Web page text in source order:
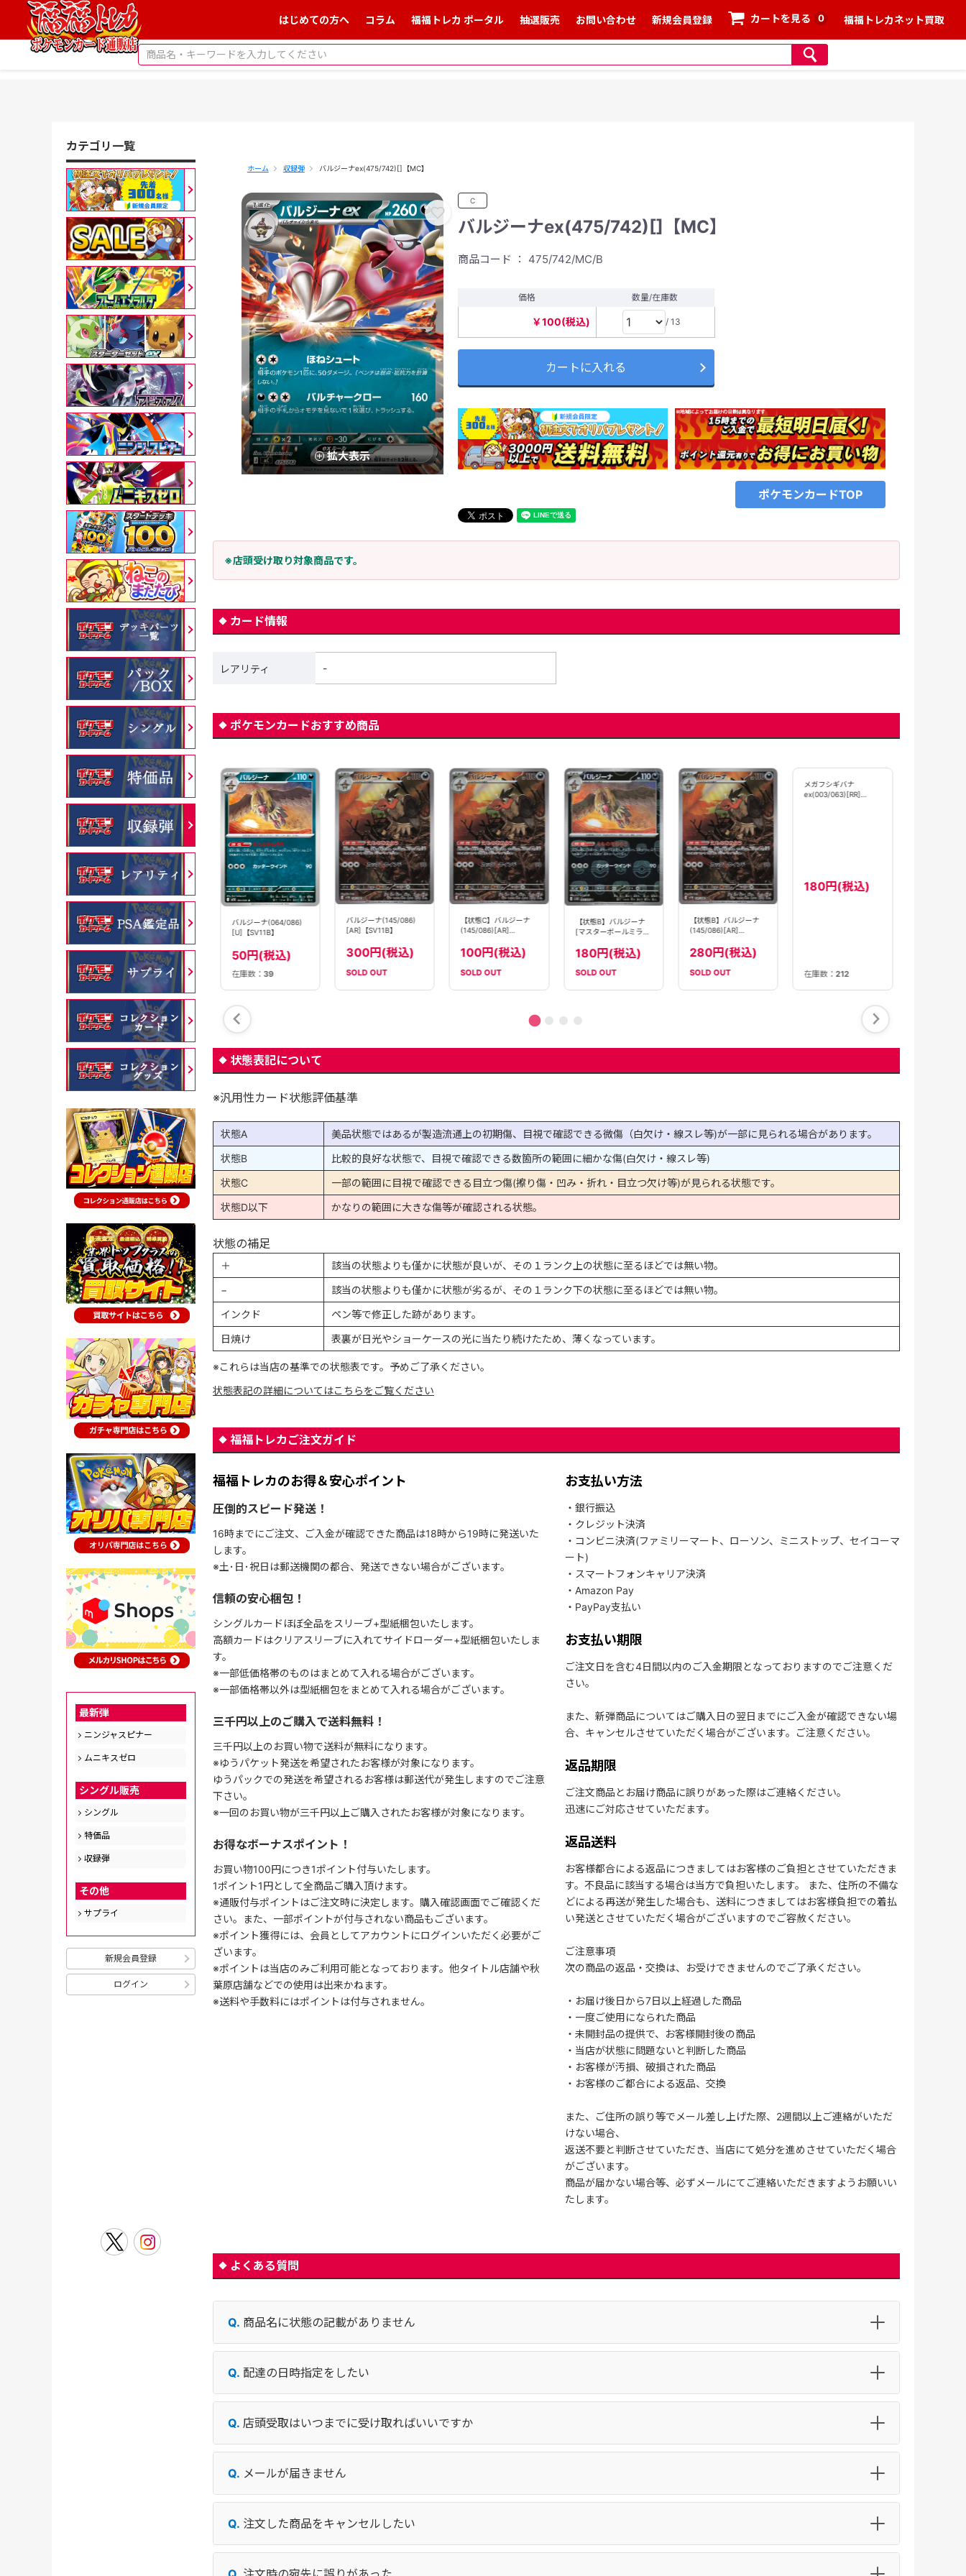
はじめての方へ コラム 福福トレカ ポータル 抽選販売 お問い合わせ 新規会員登録 カートを見る 0 福福トレカネット買取
ホーム 収録弾 バルジーナex(475/742)[]【MC】
拡大表示
C
バルジーナex(475/742)[]【MC】
商品コード ： 475/742/MC/B
価格 数量/在庫数
￥100(税込) / 13
カートに入れる
ポケモンカードTOP
※店頭受け取り対象商品です。
カード情報
レアリティ -
ポケモンカードおすすめ商品
バルジーナ(065/100)
[C]【S8】
30円(税込)
在庫数：4
バルジーナ(064/086)
[U]【SV11B】
50円(税込)
在庫数： 39
バルジーナ(145/086)
[AR]【SV11B】
300円(税込)
SOLD OUT
【状態C】バルジーナ
(145/086)[AR]
100円(税込)
SOLD OUT
【状態B】バルジーナ
[マスターボールミラ
【SV11B】
180円(税込)
SOLD OUT
【状態B】バルジーナ
(145/086)[AR]
280円(税込)
SOLD OUT 在庫数： 212
状態表記について
※汎用性カード状態評価基準
状態A
美品状態ではあるが製造流通上の初期傷、目視で確認できる微傷（白欠け・線スレ等)が一部に見られる場合があります。
状態B
比較的良好な状態で、目視で確認できる数箇所の範囲に細かな傷(白欠け・線スレ等)
状態C
一部の範囲に目視で確認できる目立つ傷(擦り傷・凹み・折れ・目立つ欠け等)が見られる状態です。
状態D以下
かなりの範囲に大きな傷等が確認される状態。
状態の補足
＋
該当の状態よりも僅かに状態が良いが、その１ランク上の状態に至るほどでは無い物。
−
該当の状態よりも僅かに状態が劣るが、その１ランク下の状態に至るほどでは無い物。
インクド
ペン等で修正した跡があります。
日焼け
表裏が日光やショーケースの光に当たり続けたため、薄くなっています。
※これらは当店の基準での状態表です。予めご了承ください。
状態表記の詳細についてはこちらをご覧ください
福福トレカご注文ガイド
福福トレカのお得＆安心ポイント
圧倒的スピード発送！
16時までにご注文、ご入金が確認できた商品は18時から19時に発送いた
します。
※土･日･祝日は郵送機関の都合、発送できない場合がございます。
信頼の安心梱包！
シングルカードほぼ全品をスリーブ+型紙梱包いたします。
高額カードはクリアスリーブに入れてサイドローダー+型紙梱包いたしま
す。
※一部低価格帯のものはまとめて入れる場合がございます。
※一部価格帯以外は型紙梱包をまとめて入れる場合がございます。
三千円以上のご購入で送料無料！
三千円以上のお買い物で送料が無料になります。
※ゆうパケット発送を希望されたお客様が対象になります。
ゆうパックでの発送を希望されるお客様は郵送代が発生しますのでご注意
下さい。
※一回のお買い物が三千円以上ご購入されたお客様が対象になります。
お得なボーナスポイント！
お買い物100円につき1ポイント付与いたします。
1ポイント1円として全商品ご購入頂けます。
※通販付与ポイントはご注文時に決定します。購入確認画面でご確認くだ
さい。また、一部ポイントが付与されない商品もございます。
※ポイント獲得には、会員としてアカウントにログインいただく必要がご
ざいます。
※ポイントは当店のみご利用可能となっております。他タイトル店舗や秋
葉原店舗などでの使用は出来かねます。
※送料や手数料にはポイントは付与されません。
お支払い方法
・銀行振込
・クレジット決済
・コンビニ決済(ファミリーマート、ローソン、ミニストップ、セイコーマ
ート)
・スマートフォンキャリア決済
・Amazon Pay
・PayPay支払い
お支払い期限
ご注文日を含む4日間以内のご入金期限となっておりますのでご注意くだ
さい。
また、新弾商品についてはご購入日の翌日までにご入金が確認できない場
合、キャンセルさせていただく場合がございます。ご注意ください。
返品期限
ご注文商品とお届け商品に誤りがあった際はご連絡ください。
迅速にご対応させていただます。
返品送料
お客様都合による返品につきましてはお客様のご負担とさせていただきま
す。不良品に該当する場合は当方で負担いたします。 また、住所の不備な
どによる再送が発生した場合も、送料につきましてはお客様負担での着払
い発送とさせていただく場合がございますのでご容赦ください。
ご注意事項
次の商品の返品・交換は、お受けできませんのでご了承ください。
・お届け後日から7日以上経過した商品
・一度ご使用になられた商品
・未開封品の提供で、お客様開封後の商品
・当店が状態に問題ないと判断した商品
・お客様が汚損、破損された商品
・お客様のご都合による返品、交換
また、ご住所の誤り等でメール差し上げた際、2週間以上ご連絡がいただ
けない場合、
返送不要と判断させていただき、当店にて処分を進めさせていただく場合
がございます。
商品が届かない場合等、必ずメールにてご連絡いただきますようお願いい
たします。
よくある質問
商品名に状態の記載がありません
配達の日時指定をしたい
店頭受取はいつまでに受け取ればいいですか
メールが届きません
注文した商品をキャンセルしたい
カテゴリ一覧
最新弾
ニンジャスピナー
ムニキスゼロ
シングル販売
シングル
特価品
収録弾
その他
サプライ
新規会員登録
ログイン